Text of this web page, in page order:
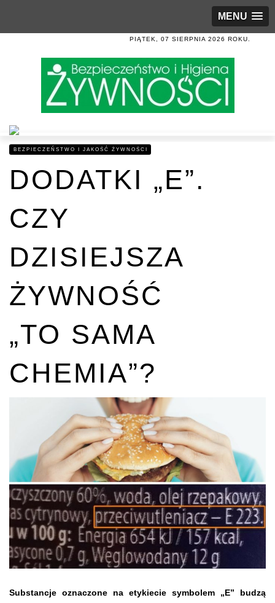
MENU
PIĄTEK, 07 SIERPNIA 2026 ROKU.
BEZPIECZEŃSTWO I JAKOŚĆ ŻYWNOŚCI
DODATKI „E”.
CZY
DZISIEJSZA
ŻYWNOŚĆ
„TO SAMA
CHEMIA”?
Substancje oznaczone na etykiecie symbolem „E” budzą